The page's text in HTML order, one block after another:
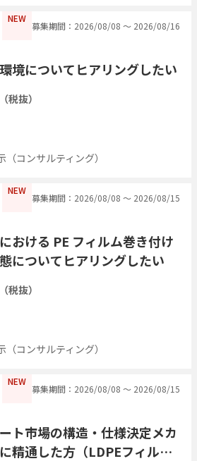
NEW
募集期間：2026/08/08 〜 2026/08/16
境についてヒアリングしたい
税抜）
コンサルティング）
NEW
募集期間：2026/08/08 〜 2026/08/15
おける PE フィルム巻き付け
についてヒアリングしたい
税抜）
コンサルティング）
NEW
募集期間：2026/08/08 〜 2026/08/15
ト市場の構造・仕様決定メカ
精通した方（LDPEフィル